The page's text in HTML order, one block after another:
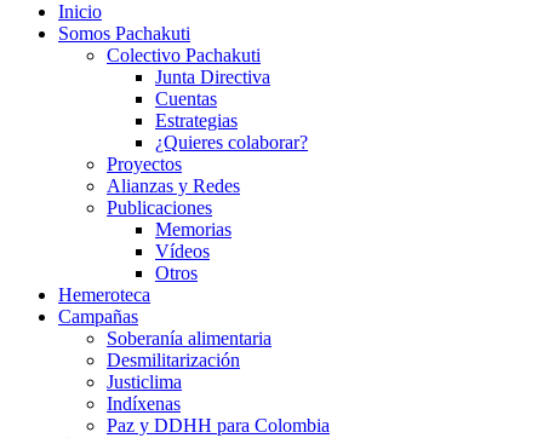
Inicio
Somos Pachakuti
Colectivo Pachakuti
Junta Directiva
Cuentas
Estrategias
¿Quieres colaborar?
Proyectos
Alianzas y Redes
Publicaciones
Memorias
Vídeos
Otros
Hemeroteca
Campañas
Soberanía alimentaria
Desmilitarización
Justiclima
Indíxenas
Paz y DDHH para Colombia